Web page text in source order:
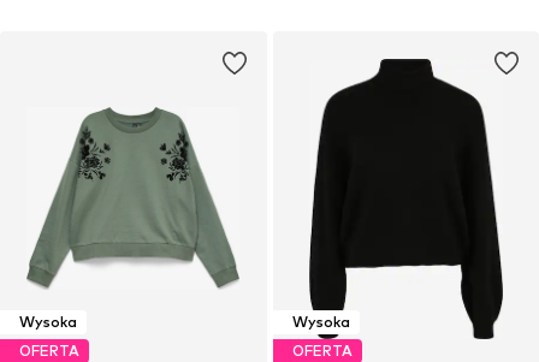
Wysoka
OFERTA
Wysoka
OFERTA